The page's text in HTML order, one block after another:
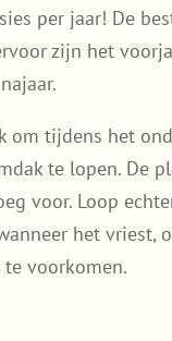
per jaar! De
zijn het
om tijdens het
te lopen. De
voor. Loop
het vriest,
te voorkomen.